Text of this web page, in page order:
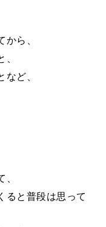
から、
、
など、
ると普段は思って